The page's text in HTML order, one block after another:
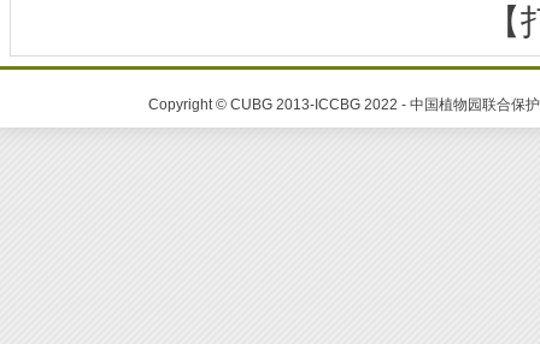
Copyright © CUBG 2013-ICCBG 2022 - 中国植物园联合保